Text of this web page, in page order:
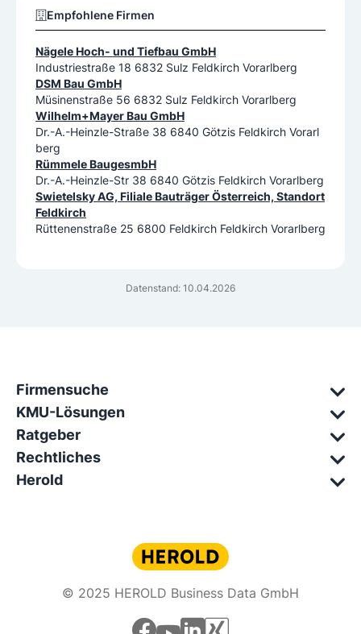
Datenstand: 10.04.2026
Empfohlene Firmen
Nägele Hoch- und Tiefbau GmbH
Industriestraße 18 6832 Sulz Feldkirch Vorarlberg
DSM Bau GmbH
Müsinenstraße 56 6832 Sulz Feldkirch Vorarlberg
Wilhelm+Mayer Bau GmbH
Dr.-A.-Heinzle-Straße 38 6840 Götzis Feldkirch Vorarl
berg
Rümmele BaugesmbH
Dr.-A.-Heinzle-Str 38 6840 Götzis Feldkirch Vorarlberg
Swietelsky AG, Filiale Bauträger Österreich, Standort
Feldkirch
Rüttenenstraße 25 6800 Feldkirch Feldkirch Vorarlberg
Firmensuche
KMU-Lösungen
Ratgeber
Rechtliches
Herold
© 2025 HEROLD Business Data GmbH